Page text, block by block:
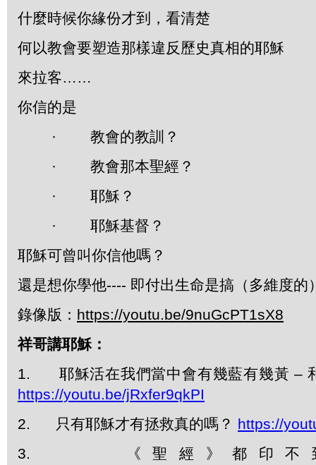
什麼時候你緣份才到，看清楚
何以教會要塑造那樣違反歷史真相的耶穌
來拉客……
你信的是
· 教會的教訓？
· 教會那本聖經？
· 耶穌？
· 耶穌基督？
耶穌可曾叫你信他嗎？
還是想你學他---- 即付出生命是搞（多維度的
錄像版： https://youtu.be/9nuGcPT1sX8
祥哥講耶穌：
1. 耶穌活在我們當中會有幾藍有幾黃 –
https://youtu.be/jRxfer9qkPI
2.
只有耶穌才有拯救真的嗎？ https://
3.
《聖經》都印